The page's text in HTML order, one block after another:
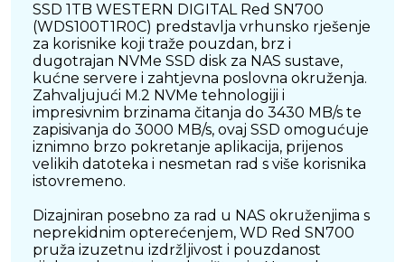
SSD 1TB WESTERN DIGITAL Red SN700
(WDS100T1R0C) predstavlja vrhunsko rješenje
za korisnike koji traže pouzdan, brz i
dugotrajan NVMe SSD disk za NAS sustave,
kućne servere i zahtjevna poslovna okruženja.
Zahvaljujući M.2 NVMe tehnologiji i
impresivnim brzinama čitanja do 3430 MB/s te
zapisivanja do 3000 MB/s, ovaj SSD omogućuje
iznimno brzo pokretanje aplikacija, prijenos
velikih datoteka i nesmetan rad s više korisnika
istovremeno.
Dizajniran posebno za rad u NAS okruženjima s
neprekidnim opterećenjem, WD Red SN700
pruža izuzetnu izdržljivost i pouzdanost